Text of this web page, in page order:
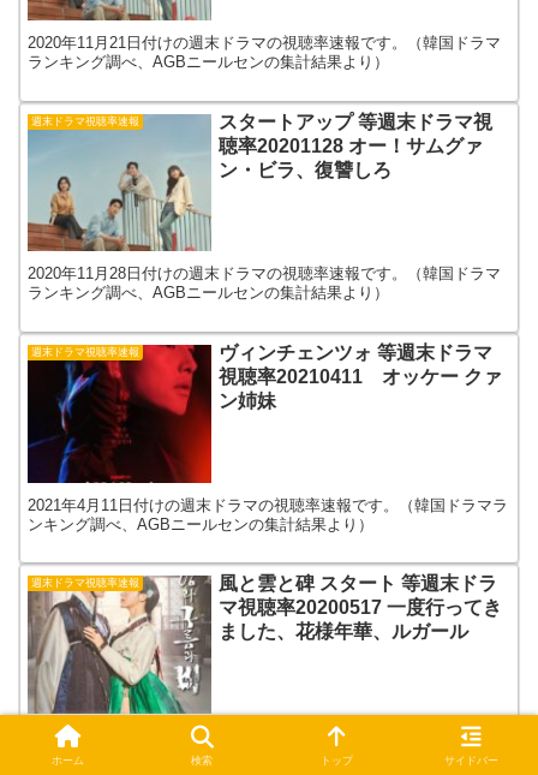
2020年11月21日付けの週末ドラマの視聴率速報です。（韓国ドラマ
ランキング調べ、AGBニールセンの集計結果より）
週末ドラマ視聴率速報
スタートアップ 等週末ドラマ視
聴率20201128 オー！サムグァ
ン・ビラ、復讐しろ
2020年11月28日付けの週末ドラマの視聴率速報です。（韓国ドラマ
ランキング調べ、AGBニールセンの集計結果より）
週末ドラマ視聴率速報
ヴィンチェンツォ 等週末ドラマ
視聴率20210411 オッケー クァ
ン姉妹
2021年4月11日付けの週末ドラマの視聴率速報です。（韓国ドラマラ
ンキング調べ、AGBニールセンの集計結果より）
週末ドラマ視聴率速報
風と雲と碑 スタート 等週末ドラ
マ視聴率20200517 一度行ってき
ました、花様年華、ルガール
2020年5月17日付けの週末ドラマの視聴率速報です。（韓国ドラマラ
ンキング調べ、AGBニールセンの集計結果より）
ホーム 検索 トップ サイドバー